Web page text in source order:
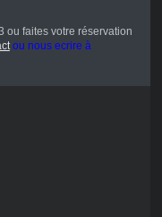
faites votre réservation
ou nous ecrire à